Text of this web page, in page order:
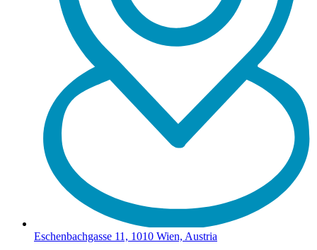
Eschenbachgasse 11, 1010 Wien, Austria